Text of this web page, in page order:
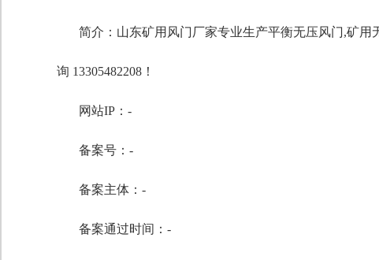
简介：山东矿用风门厂家专业生产平衡无压风门,矿
询 13305482208！
网站IP：-
备案号：-
备案主体：-
备案通过时间：-